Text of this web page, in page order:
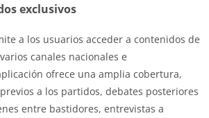
exclusivos
a los usuarios acceder a contenidos de
canales nacionales e
ofrece una amplia cobertura,
a los partidos, debates posteriores
entre bastidores, entrevistas a